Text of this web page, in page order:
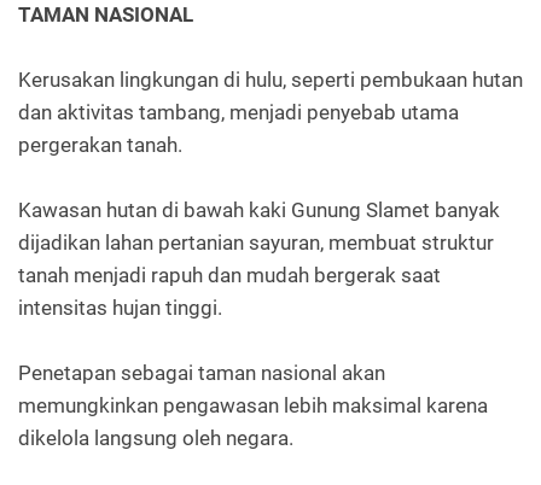
TAMAN NASIONAL
Kerusakan lingkungan di hulu, seperti pembukaan hutan
dan aktivitas tambang, menjadi penyebab utama
pergerakan tanah.
Kawasan hutan di bawah kaki Gunung Slamet banyak
dijadikan lahan pertanian sayuran, membuat struktur
tanah menjadi rapuh dan mudah bergerak saat
intensitas hujan tinggi.
Penetapan sebagai taman nasional akan
memungkinkan pengawasan lebih maksimal karena
dikelola langsung oleh negara.